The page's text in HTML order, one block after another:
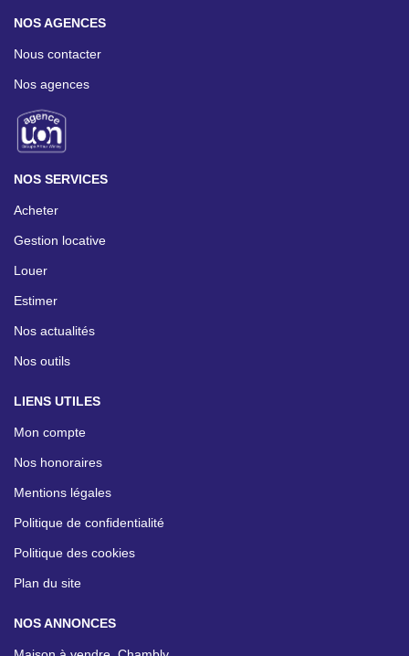
NOS AGENCES
Nous contacter
Nos agences
NOS SERVICES
Acheter
Gestion locative
Louer
Estimer
Nos actualités
Nos outils
LIENS UTILES
Mon compte
Nos honoraires
Mentions légales
Politique de confidentialité
Politique des cookies
Plan du site
NOS ANNONCES